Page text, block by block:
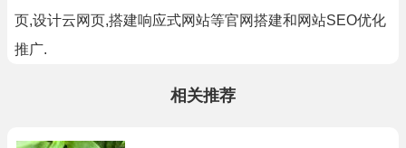
页,设计云网页,搭建响应式网站等官网搭建和网站SEO优化
推广.
相关推荐